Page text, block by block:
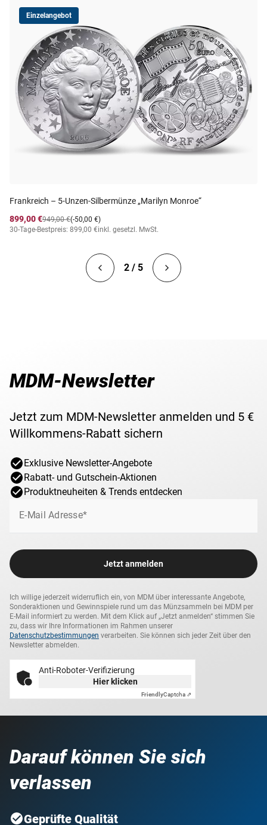
Einzelangebot
Frankreich – 5-Unzen-Silbermünze „Marilyn Monroe“
899,00 €
(-50,00 €)
949,00 €
30-Tage-Bestpreis: 899,00 €inkl. gesetzl. MwSt.
2 / 5
MDM-Newsletter
Jetzt zum MDM-Newsletter anmelden und 5 €
Willkommens-Rabatt sichern
Exklusive Newsletter-Angebote
Rabatt- und Gutschein-Aktionen
Produktneuheiten & Trends entdecken
E-Mail Adresse*
Jetzt anmelden
Ich willige jederzeit widerruflich ein, von MDM über interessante Angebote,
Sonderaktionen und Gewinnspiele rund um das Münzsammeln bei MDM per
E-Mail informiert zu werden. Mit dem Klick auf „Jetzt anmelden“ stimmen Sie
zu, dass wir Ihre Informationen im Rahmen unserer
Datenschutzbestimmungen verarbeiten. Sie können sich jeder Zeit über den
Newsletter abmelden.
Anti-Roboter-Verifizierung
Hier klicken
FriendlyCaptcha ⇗
Darauf können Sie sich
verlassen
Geprüfte Qualität